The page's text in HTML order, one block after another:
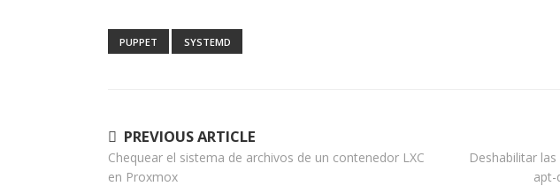
PUPPET SYSTEMD
Navegación
de
Deshabilitar
apt-
PREVIOUS ARTICLE
Chequear el sistema de archivos de un contenedor LXC
en Proxmox